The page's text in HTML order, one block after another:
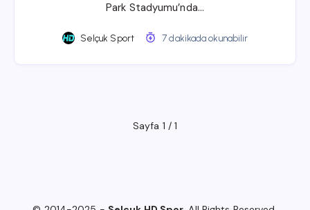
Park Stadyumu’nda…
Selçuk Sport 7 dakikada okunabilir
Sayfa 1 / 1